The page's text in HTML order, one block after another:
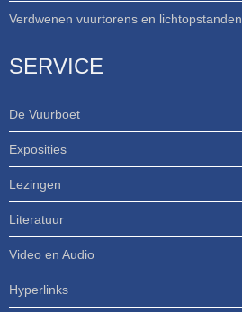
Verdwenen vuurtorens en lichtopstanden
SERVICE
De Vuurboet
Exposities
Lezingen
Literatuur
Video en Audio
Hyperlinks